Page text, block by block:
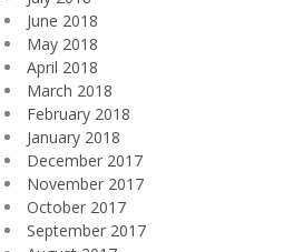
June 2018
May 2018
April 2018
March 2018
February 2018
January 2018
December 2017
November 2017
October 2017
September 2017